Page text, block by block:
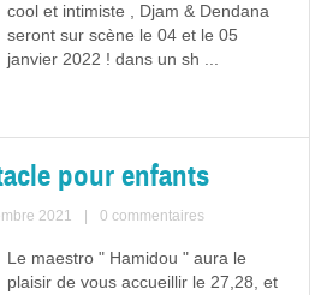
cool et intimiste , Djam & Dendana
seront sur scène le 04 et le 05
janvier 2022 ! dans un sh ...
pour enfants
2021 0 commentaires
Le maestro " Hamidou " aura le
plaisir de vous accueillir le 27,28, et